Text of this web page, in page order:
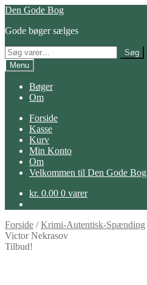
Spring
navigation
Spring
indhold
Den Gode Bog
Gode bøger sælges
Søg
efter:
Søg
Menu
Bøger
Om
Forside
Kasse
Kurv
Min Konto
Om
Velkommen til Den Gode Bog
kr. 0.00 0 varer
Forside /Krimi-Autentisk-Spænding
Victor Nekrasov
Tilbud!